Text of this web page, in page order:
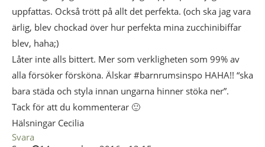
uppfattas. Också trött på allt det perfekta. (och ska jag vara
ärlig, blev chockad över hur perfekta mina zucchinibiffar
blev, haha;)
Låter inte alls bittert. Mer som verkligheten som 99% av
alla försöker försköna. Älskar #barnrumsinspo HAHA!! “ska
bara städa och styla innan ungarna hinner stöka ner”.
Tack för att du kommenterar 🙂
Hälsningar Cecilia
Svara